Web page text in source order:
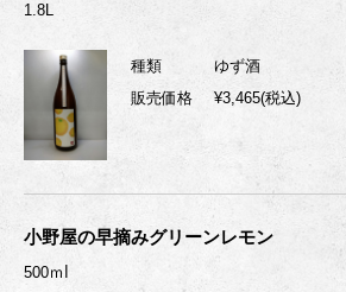
1.8L
種類
ゆず酒
販売価格
¥3,465(税込)
小野屋の早摘みグリーンレモン
500ｍⅼ